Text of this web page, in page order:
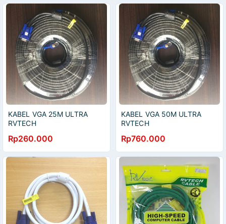
KABEL VGA 25M ULTRA
RVTECH
Rp260.000
KABEL VGA 50M ULTRA
RVTECH
Rp760.000